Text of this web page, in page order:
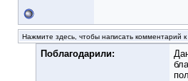
Нажмите здесь, чтобы написать комментарий
Поблагодарили: